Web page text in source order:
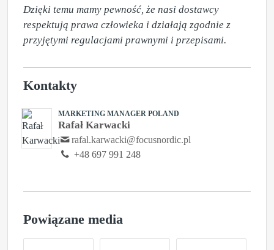
Dzięki temu mamy pewność, że nasi dostawcy
respektują prawa człowieka i działają zgodnie z
przyjętymi regulacjami prawnymi i przepisami.
Kontakty
MARKETING MANAGER POLAND
Rafał Karwacki
rafal.karwacki@focusnordic.pl
+48 697 991 248
Powiązane media